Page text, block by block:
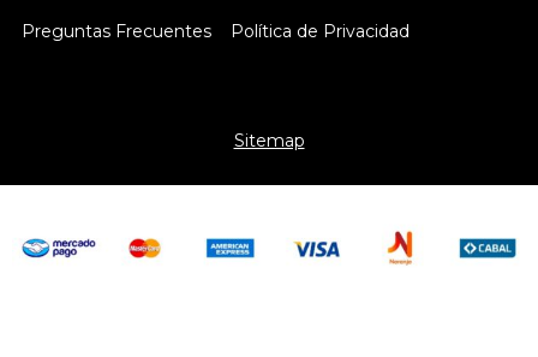
Preguntas Frecuentes
Política de Privacidad
Sitemap